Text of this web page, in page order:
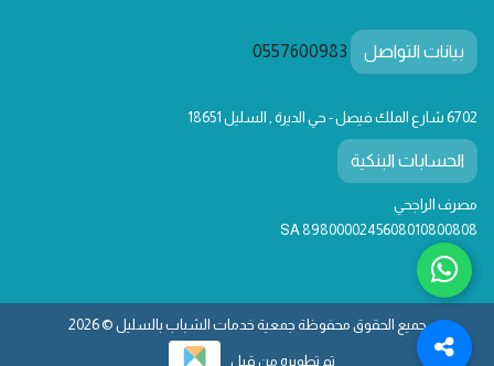
بيانات التواصل 0557600983
6702 شارع الملك فيصل - حي الديرة , السليل 18651
الحسابات البنكية
مصرف الراجحي
SA 8980000245608010800808
جميع الحقوق محفوظة جمعية خدمات الشباب بالسليل © 2026
تم تطويره من قبل